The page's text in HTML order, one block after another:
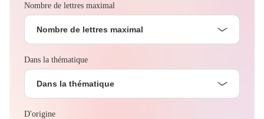
Nombre de lettres maximal
Nombre de lettres maximal
Dans la thématique
Dans la thématique
D'origine